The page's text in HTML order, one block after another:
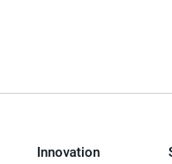
Innovation